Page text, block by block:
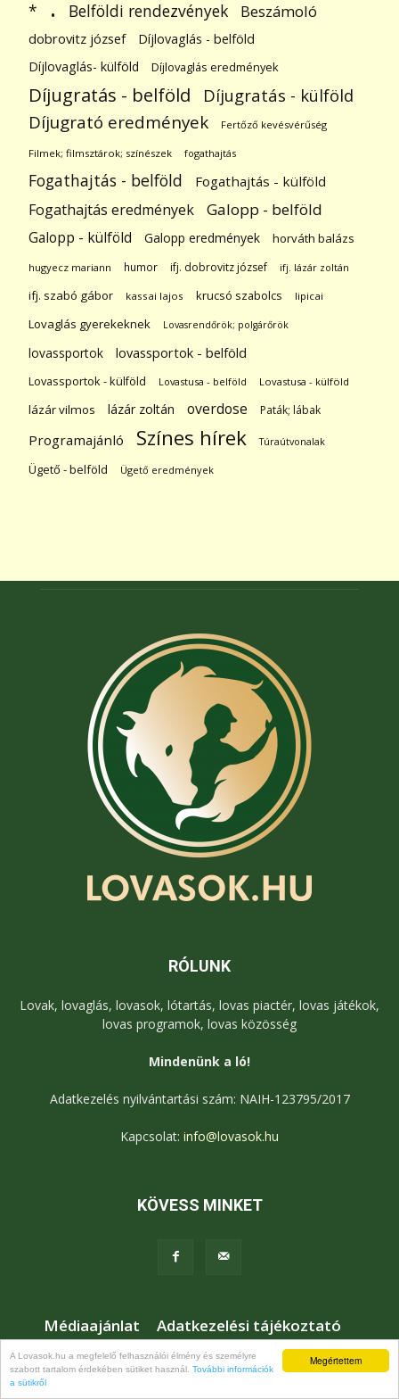
Megértettem
A Lovasok.hu a megfelelő felhasználói élmény és személyre
szabott tartalom érdekében sütiket használ. További információk
a sütikről
* . Belföldi rendezvények Beszámoló
dobrovitz józsef
Díjlovaglás - belföld
Díjlovaglás- külföld
Díjlovaglás eredmények
Díjugratás - belföld Díjugratás - külföld
Díjugrató eredmények Fertőző kevésvérűség
Filmek; filmsztárok; színészek fogathajtás
Fogathajtás - belföld Fogathajtás - külföld
Fogathajtás eredmények Galopp - belföld
Galopp - külföld Galopp eredmények horváth balázs
hugyecz mariann humor ifj. dobrovitz józsef ifj. lázár zoltán
ifj. szabó gábor kassai lajos krucsó szabolcs lipicai
Lovaglás gyerekeknek Lovasrendőrök; polgárőrök
lovassportok lovassportok - belföld
Lovassportok - külföld Lovastusa - belföld Lovastusa - külföld
lázár vilmos lázár zoltán overdose Paták; lábak
Programajánló Színes hírek Túraútvonalak
Ügető - belföld Ügető eredmények
RÓLUNK
Lovak, lovaglás, lovasok, lótartás, lovas piactér, lovas játékok,
lovas programok, lovas közösség
Mindenünk a ló!
Adatkezelés nyilvántartási szám: NAIH-123795/2017
Kapcsolat: info@lovasok.hu
KÖVESS MINKET
Médiaajánlat
Adatkezelési tájékoztató
Jogi nyilatkozat
Karrier Kapcsolat
© Lovasok.hu